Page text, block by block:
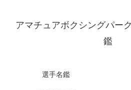
アマチュアボクシングパー
鑑
選手名鑑